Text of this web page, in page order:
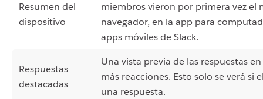
Resumen del
dispositivo
miembros vieron por primera vez el
navegador, en la app para
apps móviles de Slack.
Respuestas
destacadas
Una vista previa de las respuestas
más reacciones. Esto solo se verá si
una respuesta.